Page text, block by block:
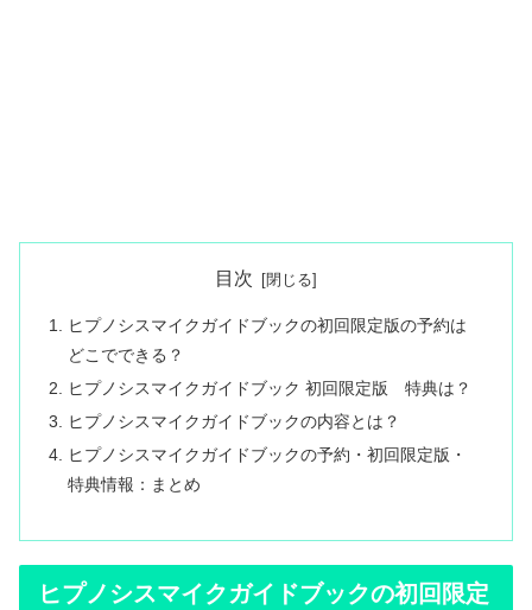
目次
ヒプノシスマイクガイドブックの初回限定版の予約は
どこでできる？
ヒプノシスマイクガイドブック 初回限定版 特典は？
ヒプノシスマイクガイドブックの内容とは？
ヒプノシスマイクガイドブックの予約・初回限定版・
特典情報：まとめ
ヒプノシスマイクガイドブックの初回限定